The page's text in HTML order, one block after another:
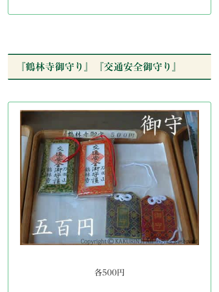
『鶴林寺御守り』『交通安全御守り』
各500円